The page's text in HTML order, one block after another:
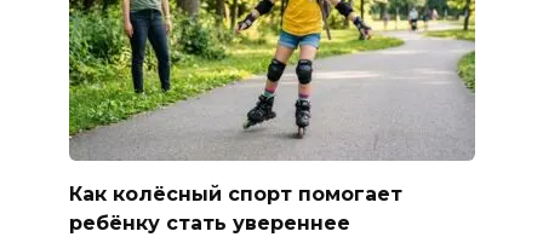
Как колёсный спорт помогает
ребёнку стать увереннее